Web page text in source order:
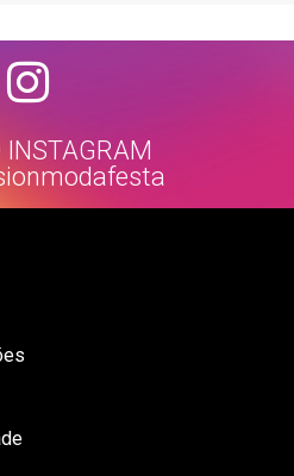
INSTAGRAM